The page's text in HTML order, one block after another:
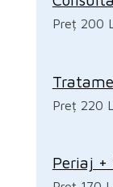
Preț 200
Preț 220
Periaj +